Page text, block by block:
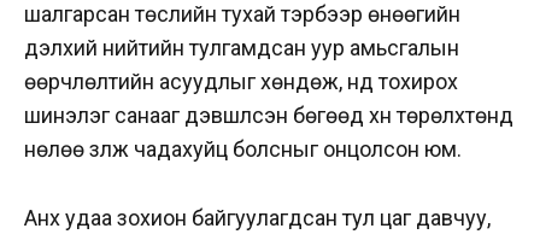
шалгарсан төслийн тухай тэрбээр өнөөгийн
дэлхий нийтийн тулгамдсан уур амьсгалын
өөрчлөлтийн асуудлыг хөндөж, үүнд тохирох
шинэлэг санааг дэвшүүлсэн бөгөөд хүн төрөлхтөнд
нөлөө үзүүлж чадахуйц болсныг онцолсон юм.
Анх удаа зохион байгуулагдсан тул цаг давчуу,